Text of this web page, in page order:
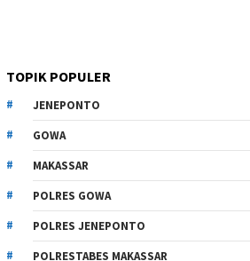
TOPIK POPULER
JENEPONTO
GOWA
MAKASSAR
POLRES GOWA
POLRES JENEPONTO
POLRESTABES MAKASSAR